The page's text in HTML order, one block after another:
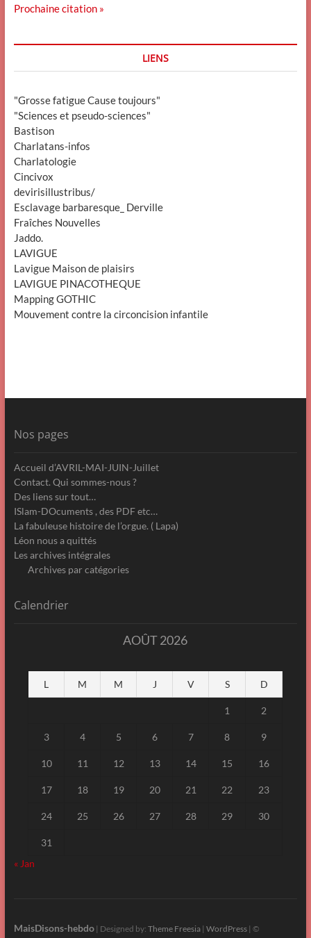
Prochaine citation »
LIENS
"Grosse fatigue Cause toujours"
"Sciences et pseudo-sciences"
Bastison
Charlatans-infos
Charlatologie
Cincivox
devirisillustribus/
Esclavage barbaresque_ Derville
Fraîches Nouvelles
Jaddo.
LAVIGUE
Lavigue Maison de plaisirs
LAVIGUE PINACOTHEQUE
Mapping GOTHIC
Mouvement contre la circoncision infantile
Nos pages
Accueil d’AVRIL-MAI-JUIN-Juillet
Contact. Qui sommes-nous ?
Des liens sur tout…
ISlam-DOcuments , des PDF etc…
La fabuleuse histoire de l’orgue. ( Lapa)
Léon nous a quittés
Les archives intégrales
Archives par catégories
Calendrier
AOÛT 2026
L M M J V S D
1 2
3 4 5 6 7 8 9
10 11 12 13 14 15 16
17 18 19 20 21 22 23
24 25 26 27 28 29 30
31
« Jan
MaisDisons-hebdo| Designed by: Theme Freesia| WordPress| ©